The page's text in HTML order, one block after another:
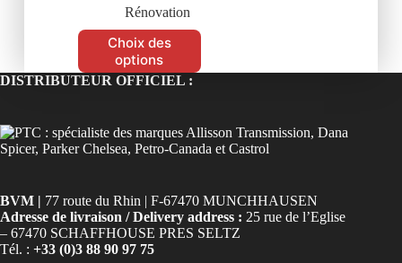
Rénovation
Choix des
options
DISTRIBUTEUR OFFICIEL :
BVM | 77 route du Rhin | F-67470 MUNCHHAUSEN
Adresse de livraison / Delivery address : 25 rue de l’Eglise
– 67470 SCHAFFHOUSE PRES SELTZ
Tél. : +33 (0)3 88 90 97 75